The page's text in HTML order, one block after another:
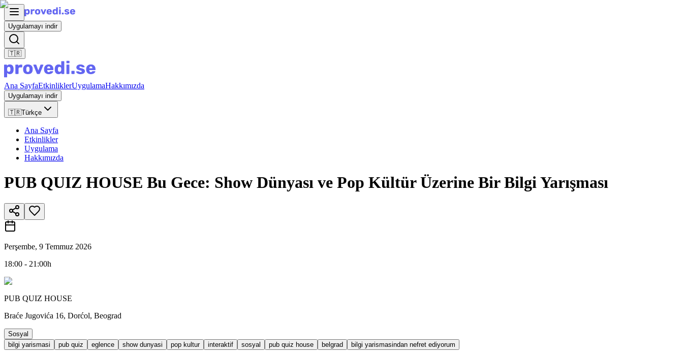
Uygulamayı indir
🇹🇷
Ana SayfaEtkinliklerUygulamaHakkımızda
Uygulamayı indir
🇹🇷Türkçe
Ana Sayfa
Etkinlikler
Uygulama
Hakkımızda
PUB QUIZ HOUSE Bu Gece: Show Dünyası ve Pop Kültür Üzerine Bir Bilgi Yarışması
Perşembe, 9 Temmuz 2026
18:00 - 21:00h
PUB QUIZ HOUSE
Braće Jugovića 16, Dorćol, Beograd
Sosyal
bilgi yarismasi
pub quiz eglence show dunyasi pop kultur interaktif sosyal pub quiz house belgrad bilgi yarismasindan nefret ediyorum